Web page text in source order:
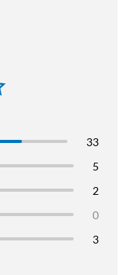
33
5
2
0
3